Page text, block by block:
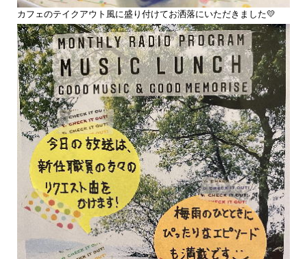
カフェのテイクアウト風に盛り付けてお洒落にいただきました💛